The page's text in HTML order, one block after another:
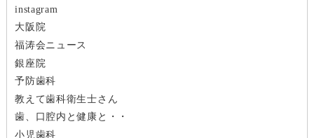
シ
ョ
ン
instagram
大阪院
福涛会ニュース
銀座院
予防歯科
教えて歯科衛生士さん
歯、口腔内と健康と・・
小児歯科